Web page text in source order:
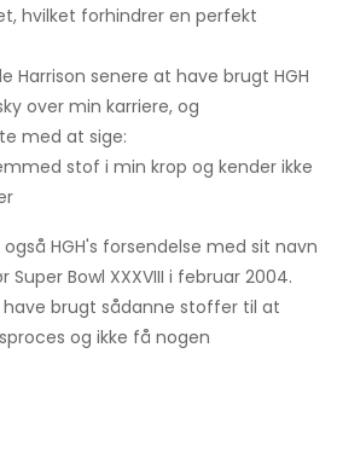
hvilket forhindrer en perfekt
senere at have brugt HGH
over min karriere, og
med at sige:
stof i min krop og kender ikke
HGH's forsendelse med sit navn
Bowl XXXVIII i februar 2004.
brugt sådanne stoffer til at
og ikke få nogen